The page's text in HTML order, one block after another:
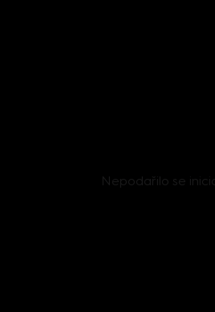
Nepodařilo se